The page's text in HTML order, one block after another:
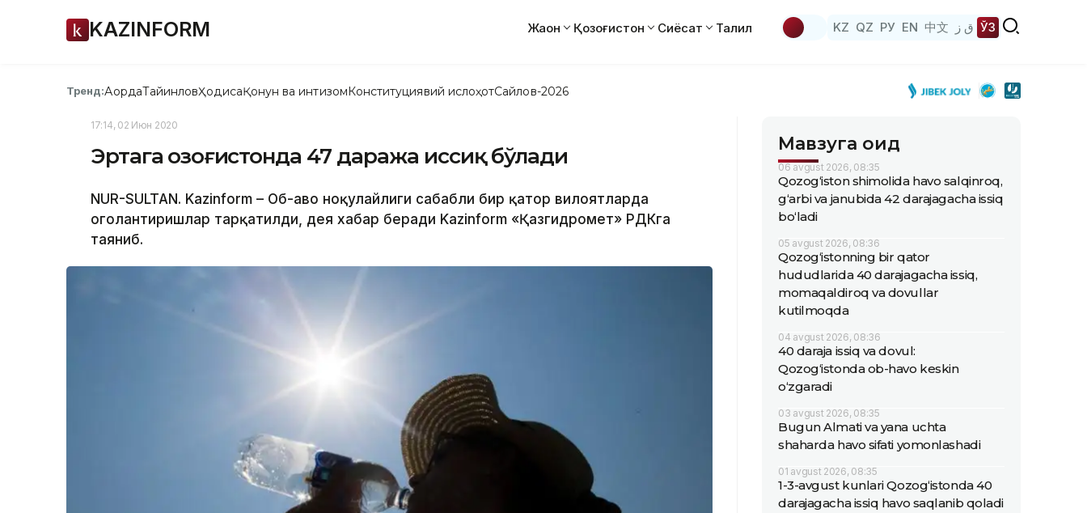
KAZINFORM Жаҳон Қозоғистон Сиёсат Таҳлил KZ QZ РУ EN 中文 ق ز ЎЗ
Тренд:АқордаТайинловҲодисаҚонун ва интизомКонституциявий ислоҳотСайлов-2026
17:14, 02 Июн 2020
Эртага Қозоғистонда 47 даража иссиқ бўлади
NUR-SULTAN. Kazinform – Об-ҳаво ноқулайлиги сабабли бир қатор вилоятларда
огоҳлантиришлар тарқатилди, дея хабар беради Kazinform «Қазгидромет» РДКга
таяниб.
Мавзуга оид
06 avgust 2026, 08:35
Qozog‘iston shimolida havo salqinroq,
g‘arbi va janubida 42 darajagacha issiq
bo‘ladi
05 avgust 2026, 08:36
Qozog‘istonning bir qator
hududlarida 40 darajagacha issiq,
momaqaldiroq va dovullar
kutilmoqda
04 avgust 2026, 08:36
40 daraja issiq va dovul:
Qozog‘istonda ob-havo keskin
o‘zgaradi
03 avgust 2026, 08:35
Bugun Almati va yana uchta
shaharda havo sifati yomonlashadi
01 avgust 2026, 08:35
1-3-avgust kunlari Qozog‘istonda 40
darajagacha issiq havo saqlanib qoladi